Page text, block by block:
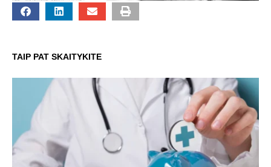
TAIP PAT SKAITYKITE